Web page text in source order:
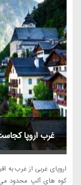
غرب اروپا
اروپای غربی از غرب به
کوه های آلپ محدود می